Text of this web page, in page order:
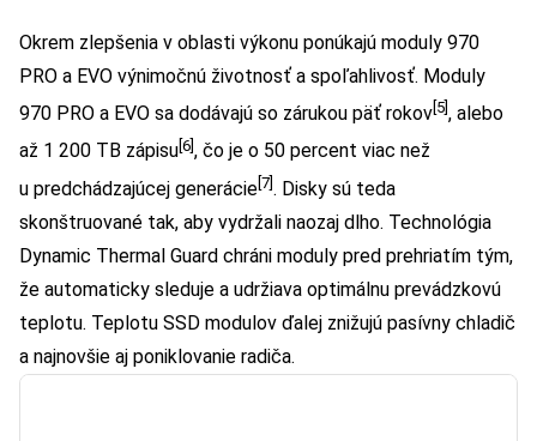
Okrem zlepšenia v oblasti výkonu ponúkajú moduly 970
PRO a EVO výnimočnú životnosť a spoľahlivosť. Moduly
970 PRO a EVO sa dodávajú so zárukou päť rokov [5] , alebo
až 1 200 TB zápisu[6], čo je o 50 percent viac než
u predchádzajúcej generácie [7] . Disky sú teda
skonštruované tak, aby vydržali naozaj dlho. Technológia
Dynamic Thermal Guard chráni moduly pred prehriatím tým,
že automaticky sleduje a udržiava optimálnu prevádzkovú
teplotu. Teplotu SSD modulov ďalej znižujú pasívny chladič
a najnovšie aj poniklovanie radiča.